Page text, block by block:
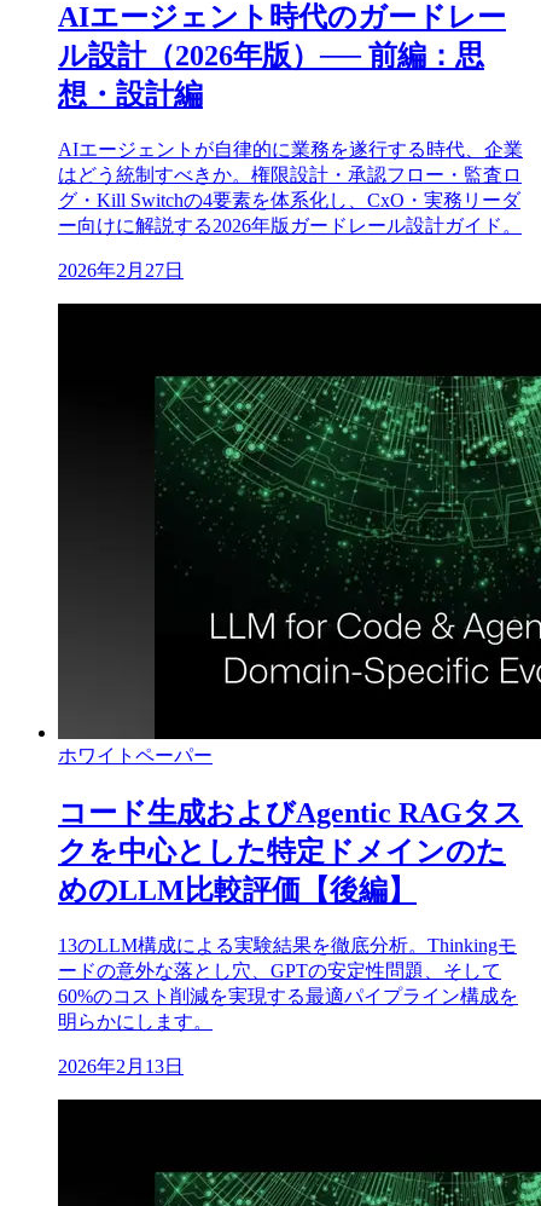
AIエージェント時代のガードレー
ル設計（2026年版）── 前編：思
想・設計編
AIエージェントが自律的に業務を遂行する時代、企業
はどう統制すべきか。権限設計・承認フロー・監査ロ
グ・Kill Switchの4要素を体系化し、CxO・実務リーダ
ー向けに解説する2026年版ガードレール設計ガイド。
2026年2月27日
ホワイトペーパー
コード生成およびAgentic RAGタス
クを中心とした特定ドメインのた
めのLLM比較評価【後編】
13のLLM構成による実験結果を徹底分析。Thinkingモ
ードの意外な落とし穴、GPTの安定性問題、そして
60%のコスト削減を実現する最適パイプライン構成を
明らかにします。
2026年2月13日